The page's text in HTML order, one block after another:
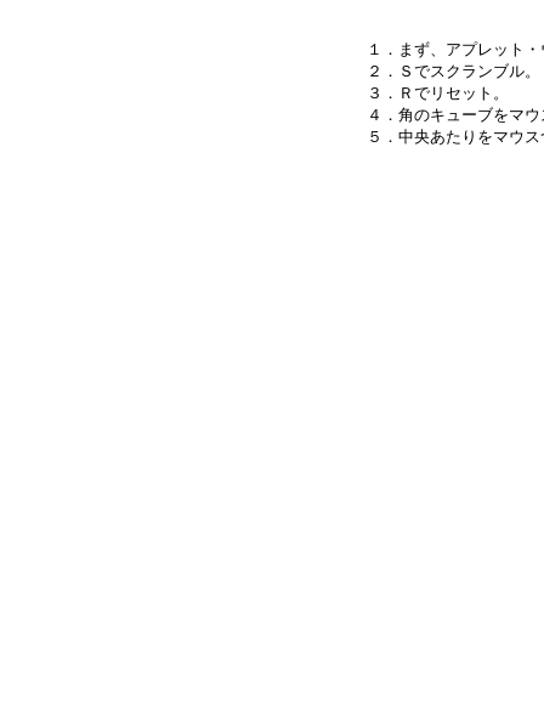
１．まず、アプレット
２．Ｓでスクランブル。
３．Ｒでリセット。
４．角のキューブをマ